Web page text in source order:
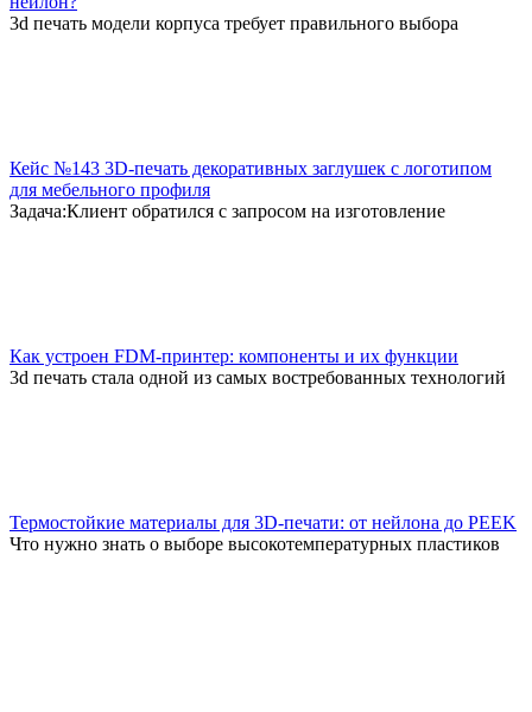
3d печать модели корпуса требует правильного выбора
Кейс №143 3D-печать декоративных заглушек с логотипом
для мебельного профиля
Задача:Клиент обратился с запросом на изготовление
Как устроен FDM-принтер: компоненты и их функции
3d печать стала одной из самых востребованных технологий
Термостойкие материалы для 3D-печати: от нейлона до PEEK
Что нужно знать о выборе высокотемпературных пластиков